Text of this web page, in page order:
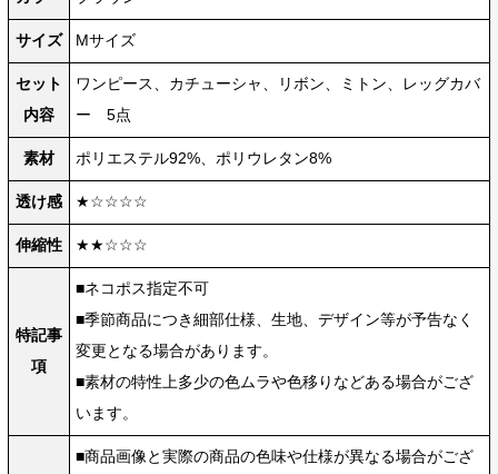
サイズ Mサイズ
セット
内容
ワンピース、カチューシャ、リボン、ミトン、レッグカバ
ー 5点
素材 ポリエステル92%、ポリウレタン8%
透け感 ★☆☆☆☆
伸縮性 ★★☆☆☆
特記事
項
■ネコポス指定不可
■季節商品につき細部仕様、生地、デザイン等が予告なく
変更となる場合があります。
■素材の特性上多少の色ムラや色移りなどある場合がござ
います。
■商品画像と実際の商品の色味や仕様が異なる場合がござ